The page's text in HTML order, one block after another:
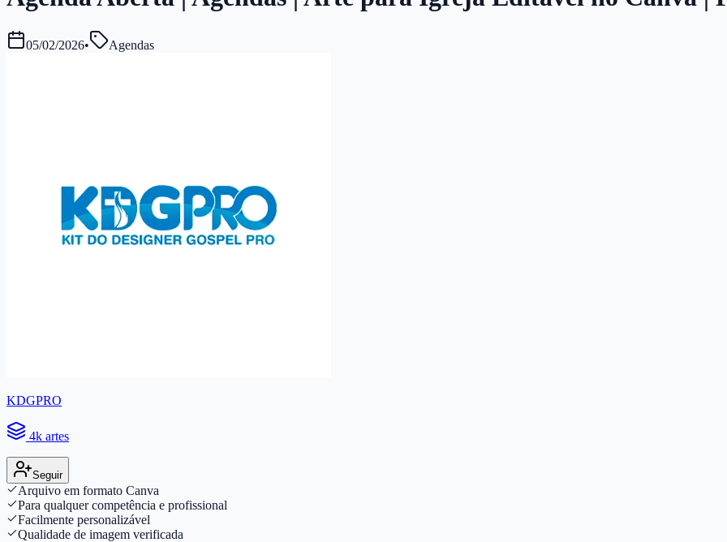
05/02/2026• Agendas
KDGPRO
4k artes
Seguir
Arquivo em formato Canva
Para qualquer competência e profissional
Facilmente personalizável
Qualidade de imagem verificada